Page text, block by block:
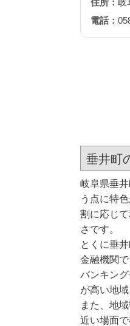
住所： 岐
電話：
垂井町
岐阜県垂
う点に特
割に応じ
さです。
とくに垂
金融機関
バンキン
が高い地域
また、地
近い場面